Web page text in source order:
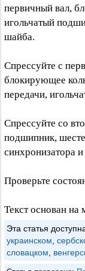
первичный вал,
игольчатый
шайба.
Спрессуйте с
блокирующее
передачи,
Спрессуйте со
подшипник,
синхронизатора
Проверьте
Текст основан на
Эта статья
украинском
словацком